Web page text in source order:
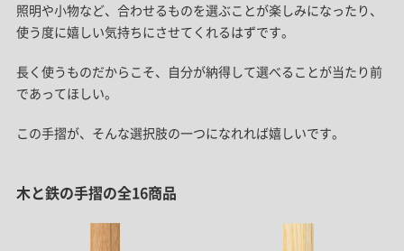
照明や小物など、合わせるものを選ぶことが楽しみになったり、
使う度に嬉しい気持ちにさせてくれるはずです。
長く使うものだからこそ、自分が納得して選べることが当たり前
であってほしい。
この手摺が、そんな選択肢の一つになれれば嬉しいです。
木と鉄の手摺の全16商品